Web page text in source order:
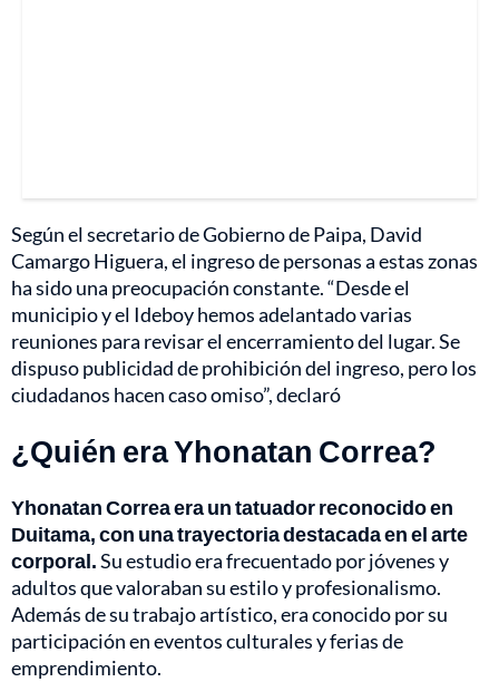
Según el secretario de Gobierno de Paipa, David
Camargo Higuera, el ingreso de personas a estas zonas
ha sido una preocupación constante. “Desde el
municipio y el Ideboy hemos adelantado varias
reuniones para revisar el encerramiento del lugar. Se
dispuso publicidad de prohibición del ingreso, pero los
ciudadanos hacen caso omiso”, declaró
¿Quién era Yhonatan Correa?
Yhonatan Correa era un tatuador reconocido en
Duitama, con una trayectoria destacada en el arte
corporal.Su estudio era frecuentado por jóvenes y
adultos que valoraban su estilo y profesionalismo.
Además de su trabajo artístico, era conocido por su
participación en eventos culturales y ferias de
emprendimiento.